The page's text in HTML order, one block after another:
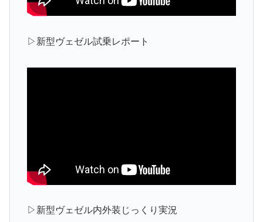
▷新型ヴェゼル試乗レポート
▷新型ヴェゼル内外装じっくり実況